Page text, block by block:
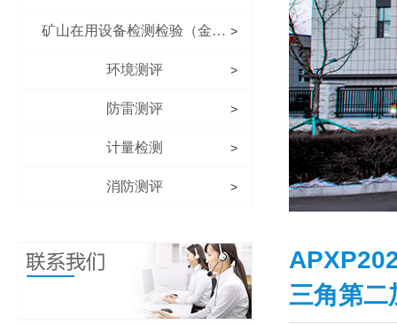
矿山在用设备检测检验（金属非金属矿山） >
环境测评 >
防雷测评 >
计量检测 >
消防测评 >
三角第二